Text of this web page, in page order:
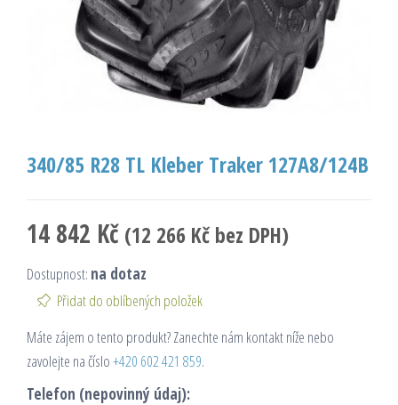
340/85 R28 TL Kleber Traker 127A8/124B
14 842 Kč (12 266 Kč bez DPH)
Dostupnost: na dotaz
Přidat do oblíbených položek
Máte zájem o tento produkt? Zanechte nám kontakt níže nebo
zavolejte na číslo+420 602 421 859.
Telefon (nepovinný údaj):